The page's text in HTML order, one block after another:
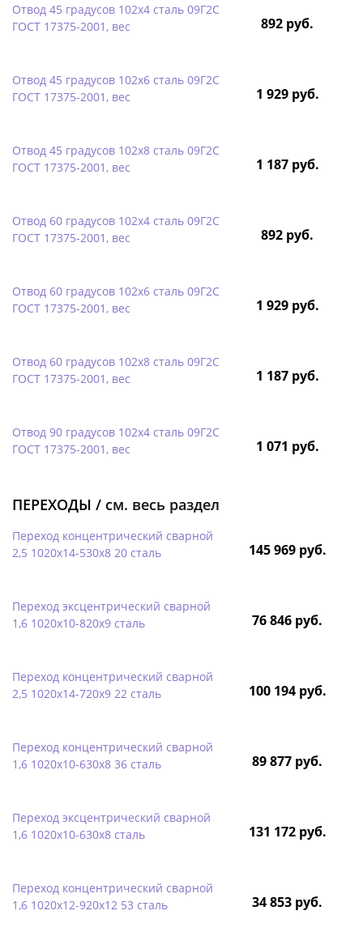
Отвод 45 градусов 102х4 сталь 09Г2С
ГОСТ 17375-2001, вес
892 руб.
Отвод 45 градусов 102х6 сталь 09Г2С
ГОСТ 17375-2001, вес
1 929 руб.
Отвод 45 градусов 102х8 сталь 09Г2С
ГОСТ 17375-2001, вес
1 187 руб.
Отвод 60 градусов 102х4 сталь 09Г2С
ГОСТ 17375-2001, вес
892 руб.
Отвод 60 градусов 102х6 сталь 09Г2С
ГОСТ 17375-2001, вес
1 929 руб.
Отвод 60 градусов 102х8 сталь 09Г2С
ГОСТ 17375-2001, вес
1 187 руб.
Отвод 90 градусов 102х4 сталь 09Г2С
ГОСТ 17375-2001, вес
1 071 руб.
ПЕРЕХОДЫ / см. весь раздел
Переход концентрический сварной
2,5 1020х14-530х8 20 сталь
145 969 руб.
Переход эксцентрический сварной
1,6 1020х10-820х9 сталь
76 846 руб.
Переход концентрический сварной
2,5 1020х14-720х9 22 сталь
100 194 руб.
Переход концентрический сварной
1,6 1020х10-630х8 36 сталь
89 877 руб.
Переход эксцентрический сварной
1,6 1020х10-630х8 сталь
131 172 руб.
Переход концентрический сварной
1,6 1020х12-920х12 53 сталь
34 853 руб.